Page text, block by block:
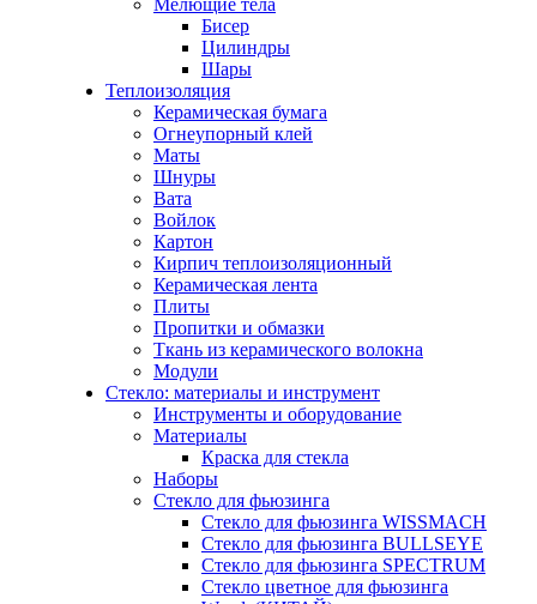
Мелющие тела
Бисер
Цилиндры
Шары
Теплоизоляция
Керамическая бумага
Огнеупорный клей
Маты
Шнуры
Вата
Войлок
Картон
Кирпич теплоизоляционный
Керамическая лента
Плиты
Пропитки и обмазки
Ткань из керамического волокна
Модули
Стекло: материалы и инструмент
Инструменты и оборудование
Материалы
Краска для стекла
Наборы
Стекло для фьюзинга
Стекло для фьюзинга WISSMACH
Стекло для фьюзинга BULLSEYE
Стекло для фьюзинга SPECTRUM
Стекло цветное для фьюзинга